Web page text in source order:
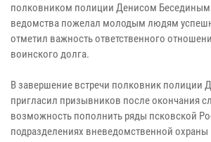
полковником полиции Денисом
ведомства пожелал молодым людям
отметил важность ответственного
воинского долга.
В завершение встречи полковник полиции
пригласил призывников после окончания
возможность пополнить ряды псковской
подразделениях вневедомственной